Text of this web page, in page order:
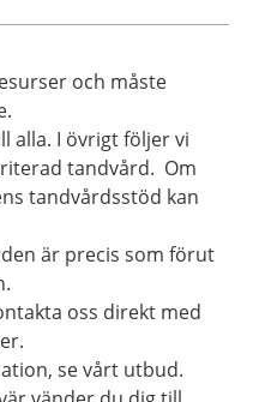
och måste
alla. I övrigt följer vi
tandvård. Om
tandvårdsstöd kan
är precis som förut
oss direkt med
se vårt utbud.